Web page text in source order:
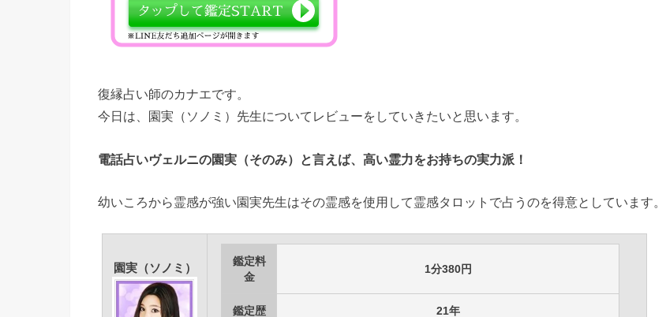
復縁占い師のカナエです。
今日は、園実（ソノミ）先生についてレビューをしていきたいと思います。
電話占いヴェルニの園実（そのみ）と言えば、高い霊力をお持ちの実力派！
幼いころから霊感が強い園実先生はその霊感を使用して霊感タロットで占うのを得意としています。
園実（ソノミ）
鑑定料
金
1分380円
鑑定歴 21年